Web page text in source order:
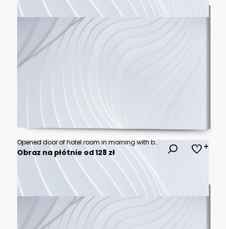
Opened door of hotel room in morning with background blurred happy backpacker traveller stay in hotel, sunlight effect.
Obraz na płótnie od 128 zł